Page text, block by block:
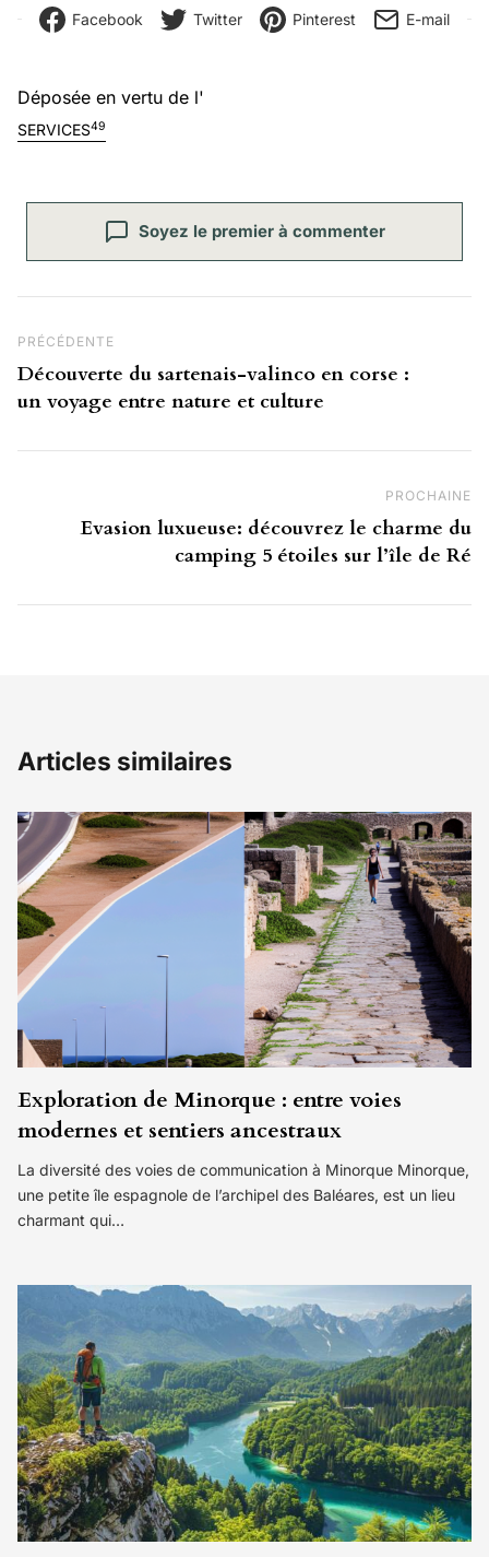
Facebook Twitter Pinterest E-mail
Déposée en vertu de l'
SERVICES49
Soyez le premier à commenter
Post Précédent
PRÉCÉDENTE
Découverte du sartenais-valinco en corse :
un voyage entre nature et culture
PROCHAINE
Evasion luxueuse: découvrez le charme du
camping 5 étoiles sur l’île de Ré
Articles similaires
Exploration de Minorque : entre voies
modernes et sentiers ancestraux
La diversité des voies de communication à Minorque Minorque,
une petite île espagnole de l’archipel des Baléares, est un lieu
charmant qui…